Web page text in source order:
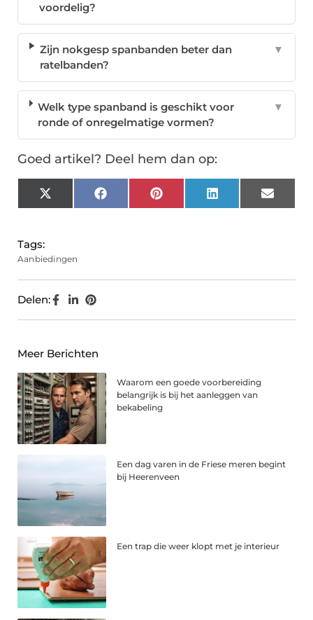
voordelig?
Zijn nokgesp spanbanden beter dan
ratelbanden?
▼
Welk type spanband is geschikt voor
ronde of onregelmatige vormen?
▼
Goed artikel? Deel hem dan op:
X
(Twitter)
FacebookPinterest LinkedIn Email
Tags:
Aanbiedingen
Delen:
Meer Berichten
Waarom een goede voorbereiding
belangrijk is bij het aanleggen van
bekabeling
Een dag varen in de Friese meren begint
bij Heerenveen
Een trap die weer klopt met je interieur